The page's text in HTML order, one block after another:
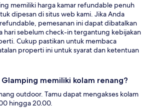
memiliki harga kamar refundable penuh
dipesan di situs web kami. Jika Anda
pemesanan ini dapat dibatalkan
hari sebelum check-in tergantung kebijakan
Cukup pastikan untuk membaca
properti ini untuk syarat dan ketentuan
memiliki kolam renang?
outdoor. Tamu dapat mengakses kolam
hingga 20.00.